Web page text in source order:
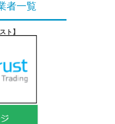
者一覧
ト 】